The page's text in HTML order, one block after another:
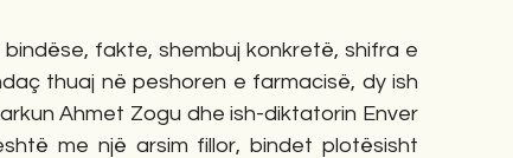
thuaj në peshoren e farmacisë, dy ish
Ahmet Zogu dhe ish-diktatorin Enver
me një arsim fillor, bindet plotësisht